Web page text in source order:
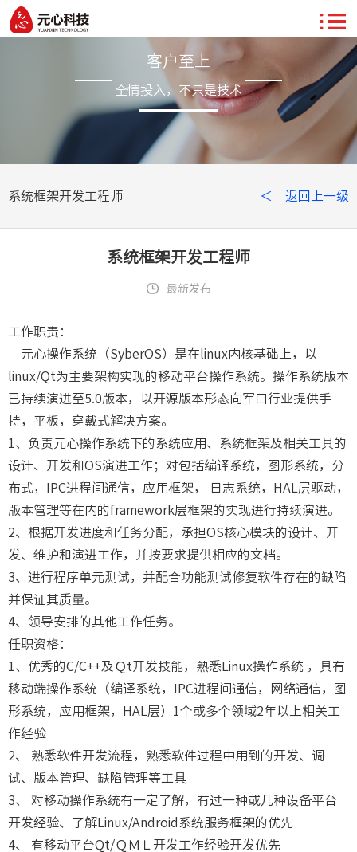
客户至上
全情投入，不只是技术
系统框架开发工程师 ＜ 返回上一级
系统框架开发工程师
最新发布
工作职责：
元心操作系统（SyberOS）是在linux内核基础上，以
linux/Qt为主要架构实现的移动平台操作系统。操作系统版本
已持续演进至5.0版本，以开源版本形态向军口行业提供手
持，平板，穿戴式解决方案。
1、负责元心操作系统下的系统应用、系统框架及相关工具的
设计、开发和OS演进工作；对包括编译系统，图形系统，分
布式，IPC进程间通信，应用框架， 日志系统，HAL层驱动，
版本管理等在内的framework层框架的实现进行持续演进。
2、根据开发进度和任务分配，承担OS核心模块的设计、开
发、维护和演进工作，并按要求提供相应的文档。
3、进行程序单元测试，并配合功能测试修复软件存在的缺陷
并保证其质量。
4、领导安排的其他工作任务。
任职资格：
1、优秀的C/C++及Ｑt开发技能，熟悉Linux操作系统 ，具有
移动端操作系统（编译系统，IPC进程间通信，网络通信，图
形系统，应用框架，HAL层）1个或多个领域2年以上相关工
作经验
2、 熟悉软件开发流程，熟悉软件过程中用到的开发、调
试、版本管理、缺陷管理等工具
3、 对移动操作系统有一定了解，有过一种或几种设备平台
开发经验、了解Linux/Android系统服务框架的优先
4、 有移动平台Qt/ＱＭＬ开发工作经验开发优先